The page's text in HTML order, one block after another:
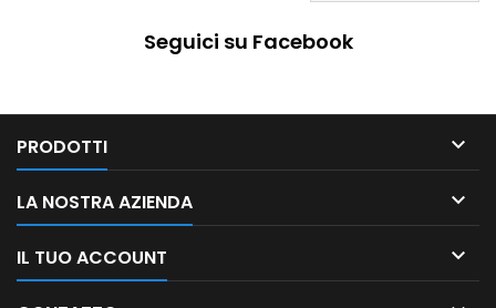
Seguici su Facebook
PRODOTTI 
LA NOSTRA AZIENDA 
IL TUO ACCOUNT 